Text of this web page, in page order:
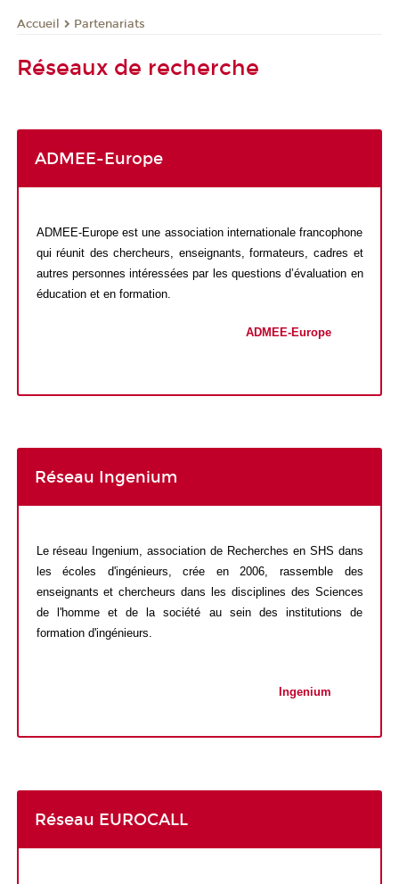
Accueil Partenariats
Réseaux de recherche
ADMEE-Europe
ADMEE-Europe est une association internationale francophone
qui réunit des chercheurs, enseignants, formateurs, cadres et
autres personnes intéressées par les questions d’évaluation en
éducation et en formation.
ADMEE-Europe
Réseau Ingenium
Le réseau Ingenium, association de Recherches en SHS dans
les écoles d'ingénieurs, crée en 2006, rassemble des
enseignants et chercheurs dans les disciplines des Sciences
de l'homme et de la société au sein des institutions de
formation d'ingénieurs.
Ingenium
Réseau EUROCALL